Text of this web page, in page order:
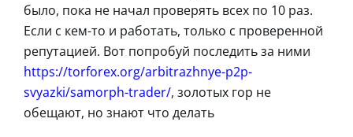
было, пока не начал проверять всех по 10 раз.
Если с кем-то и работать, только с проверенной
репутацией. Вот попробуй последить за ними
https://torforex.org/arbitrazhnye-p2p-
svyazki/samorph-trader/, золотых гор не
обещают, но знают что делать